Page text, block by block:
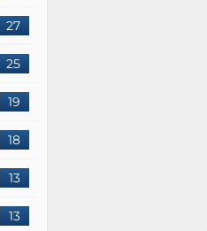
27
25
19
18
13
13